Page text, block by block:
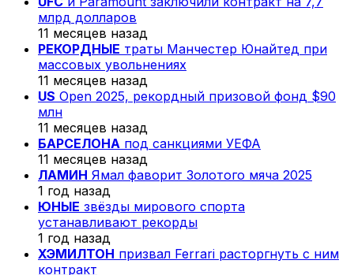
млрд долларов
11 месяцев назад
РЕКОРДНЫЕ траты Манчестер Юнайтед при
массовых увольнениях
11 месяцев назад
US Open 2025, рекордный призовой фонд $90
млн
11 месяцев назад
БАРСЕЛОНА под санкциями УЕФА
11 месяцев назад
ЛАМИН Ямал фаворит Золотого мяча 2025
1 год назад
ЮНЫЕ звёзды мирового спорта
устанавливают рекорды
1 год назад
ХЭМИЛТОН призвал Ferrari расторгнуть с ним
контракт